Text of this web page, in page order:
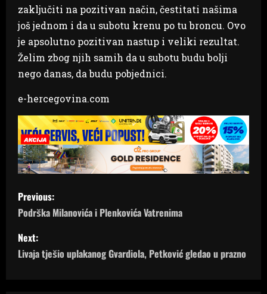
zaključiti na pozitivan način, čestitati našima
još jednom i da u subotu krenu po tu broncu. Ovo
je apsolutno pozitivan nastup i veliki rezultat.
Želim zbog njih samih da u subotu budu bolji
nego danas, da budu pobjednici.
e-hercegovina.com
P
o
s
t
Previous:
Podrška Milanovića i Plenkovića Vatrenima
Next:
Livaja tješio uplakanog Gvardiola, Petković gledao u prazno